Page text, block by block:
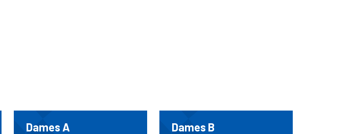
Dames A Dames B